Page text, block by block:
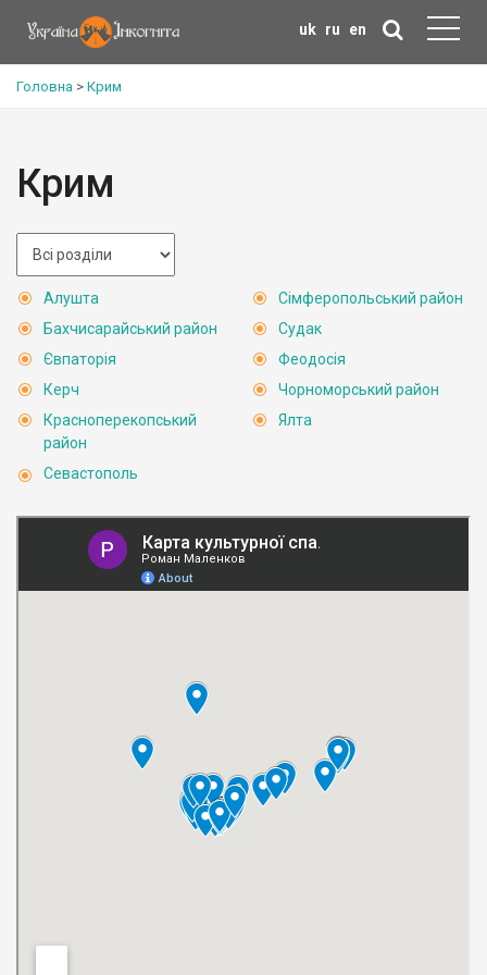
uk ru en
Головна > Крим
Крим
Алушта
Бахчисарайський район
Євпаторія
Керч
Красноперекопський
район
Севастополь
Сімферопольський район
Судак
Феодосія
Чорноморський район
Ялта